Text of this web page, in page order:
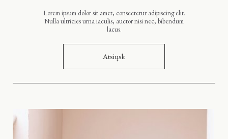
Lorem ipsum dolor sit amet, consectetur adipiscing elit.
Nulla ultricies urna iaculis, auctor nisi nec, bibendum
lacus.
Atsiųsk